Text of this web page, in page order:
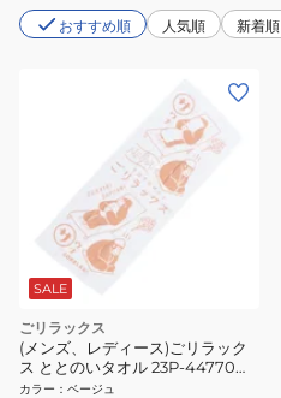
おすすめ順 人気順 新着順
SALE
ごリラックス
(メンズ、レディース)ごリラック
ス ととのいタオル 23P-44770
BEG
カラー ： ベージュ